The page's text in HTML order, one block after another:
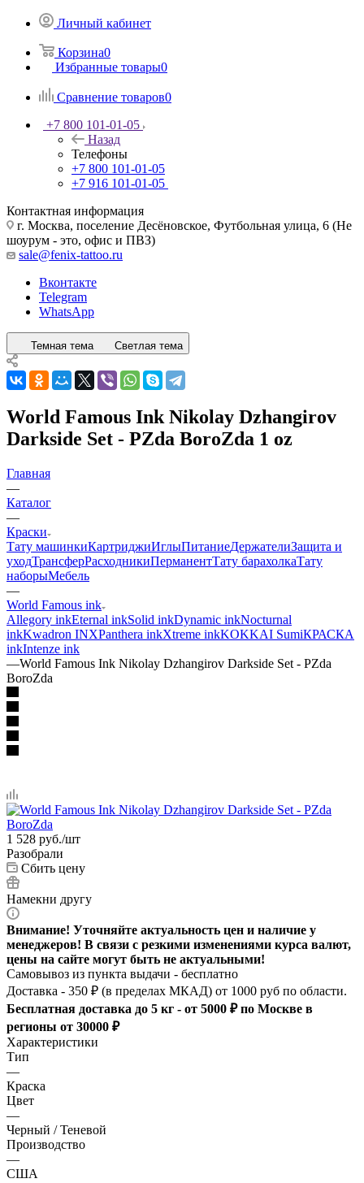
Личный кабинет
Корзина0
Избранные товары0
Сравнение товаров0
+7 800 101-01-05
Назад
Телефоны
+7 800 101-01-05
+7 916 101-01-05
Контактная информация
г. Москва, поселение Десёновское, Футбольная улица, 6 (Не
шоурум - это, офис и ПВЗ)
sale@fenix-tattoo.ru
Вконтакте
Telegram
WhatsApp
Темная тема Светлая тема
World Famous Ink Nikolay Dzhangirov
Darkside Set - PZda BoroZda 1 oz
Главная
—
Каталог
—
Краски
Тату машинкиКартриджиИглыПитаниеДержателиЗащита и
уходТрансферРасходникиПерманентТату барахолкаТату
наборыМебель
—
World Famous ink
Allegory inkEternal inkSolid inkDynamic inkNocturnal
inkKwadron INXPanthera inkXtreme inkKOKKAI SumiКРАСКА
inkIntenze ink
—World Famous Ink Nikolay Dzhangirov Darkside Set - PZda
BoroZda
1 528 руб./шт
Разобрали
Сбить цену
Намекни другу
Внимание! Уточняйте актуальность цен и наличие у
менеджеров! В связи с резкими изменениями курса валют,
цены на сайте могут быть не актуальными!
Самовывоз из пункта выдачи - бесплатно
Доставка - 350 ₽ (в пределах МКАД) от 1000 руб по области.
Бесплатная доставка до 5 кг - от 5000 ₽ по Москве в
регионы от 30000 ₽
Характеристики
Тип
—
Краска
Цвет
—
Черный / Теневой
Производство
—
США